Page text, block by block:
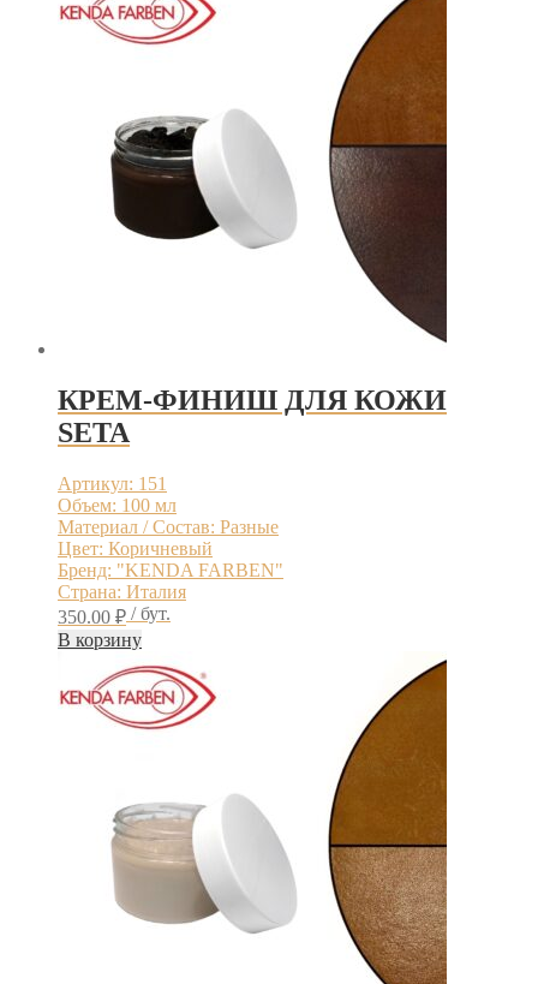
КРЕМ-ФИНИШ ДЛЯ КОЖИ
SETA
Артикул: 151
Объем: 100 мл
Материал / Состав: Разные
Цвет: Коричневый
Бренд: "KENDA FARBEN"
Страна: Италия
350.00 ₽ / бут.
В корзину